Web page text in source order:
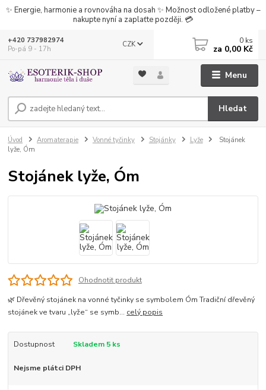
✨ Energie, harmonie a rovnováha na dosah ✨ Možnost odložené platby –
nakupte nyní a zaplaťte později. 💳
Menu
CZK
Hledat
+420 737982974
Po-pá 9 - 17h
0 ks
za 0,00 Kč
Úvod Aromaterapie Vonné tyčinky Stojánky Lyže
Stojánek
lyže, Óm
Stojánek lyže, Óm
Ohodnotit produkt
🌿 Dřevěný stojánek na vonné tyčinky se symbolem Óm Tradiční dřevěný
stojánek ve tvaru „lyže“ se symb... celý popis
Dostupnost Skladem 5 ks
Nejsme plátci DPH